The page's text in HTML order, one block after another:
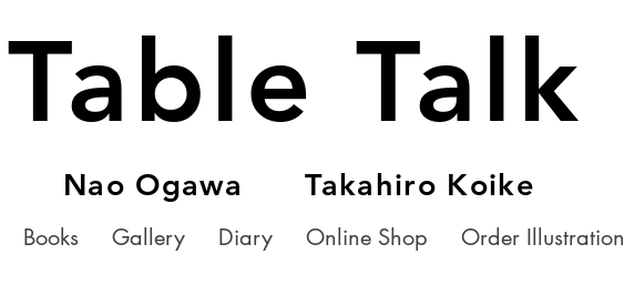
Table Talk
Nao Ogawa Takahiro Koike
Books Gallery Diary Online Shop Order Illustration